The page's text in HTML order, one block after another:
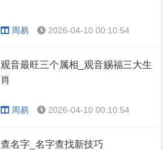
周易 2026-04-10 00:10:54
观音最旺三个属相_观音赐福三大生
肖
周易 2026-04-10 00:10:54
查名字_名字查找新技巧